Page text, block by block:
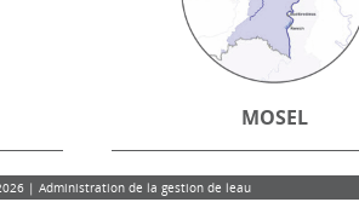
MOSEL
| Administration de la gestion de leau